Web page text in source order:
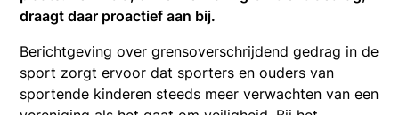
draagt daar proactief aan bij.
Berichtgeving over grensoverschrijdend gedrag in de
sport zorgt ervoor dat sporters en ouders van
sportende kinderen steeds meer verwachten van een